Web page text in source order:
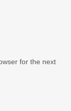
for the next